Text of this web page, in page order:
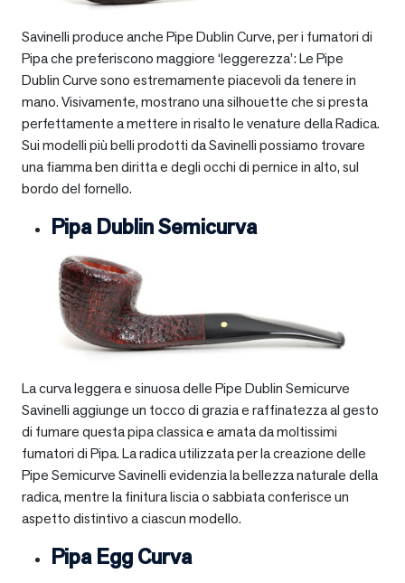
Savinelli produce anche Pipe Dublin Curve, per i fumatori di
Pipa che preferiscono maggiore ‘leggerezza’: Le Pipe
Dublin Curve sono estremamente piacevoli da tenere in
mano. Visivamente, mostrano una silhouette che si presta
perfettamente a mettere in risalto le venature della Radica.
Sui modelli più belli prodotti da Savinelli possiamo trovare
una fiamma ben diritta e degli occhi di pernice in alto, sul
bordo del fornello.
Pipa Dublin Semicurva
La curva leggera e sinuosa delle Pipe Dublin Semicurve
Savinelli aggiunge un tocco di grazia e raffinatezza al gesto
di fumare questa pipa classica e amata da moltissimi
fumatori di Pipa. La radica utilizzata per la creazione delle
Pipe Semicurve Savinelli evidenzia la bellezza naturale della
radica, mentre la finitura liscia o sabbiata conferisce un
aspetto distintivo a ciascun modello.
Pipa Egg Curva